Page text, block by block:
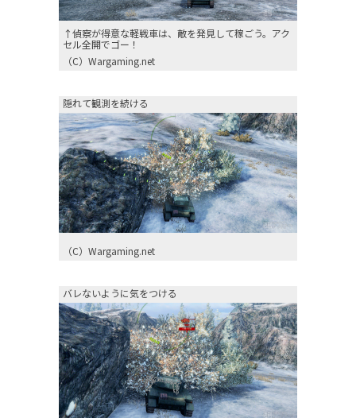
↑偵察が得意な軽戦車は、敵を発見して稼ごう。アク
セル全開でゴー！
（C）Wargaming.net
隠れて観測を続ける
（C）Wargaming.net
バレないように気をつける